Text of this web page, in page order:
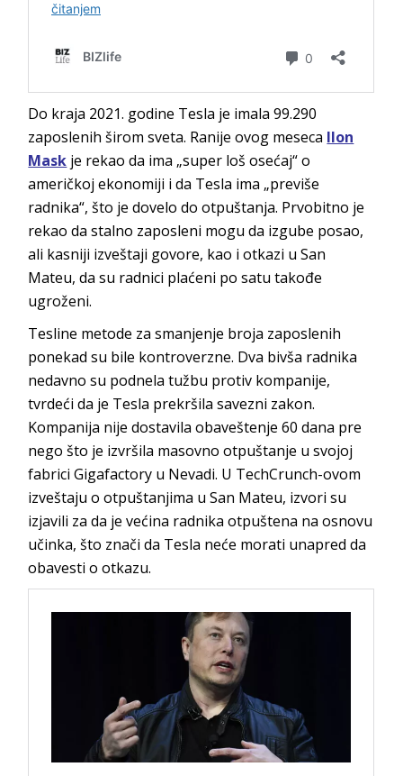
Do kraja 2021. godine Tesla je imala 99.290
zaposlenih širom sveta. Ranije ovog meseca Ilon
Mask je rekao da ima „super loš osećaj“ o
američkoj ekonomiji i da Tesla ima „previše
radnika“, što je dovelo do otpuštanja. Prvobitno je
rekao da stalno zaposleni mogu da izgube posao,
ali kasniji izveštaji govore, kao i otkazi u San
Mateu, da su radnici plaćeni po satu takođe
ugroženi.
Tesline metode za smanjenje broja zaposlenih
ponekad su bile kontroverzne. Dva bivša radnika
nedavno su podnela tužbu protiv kompanije,
tvrdeći da je Tesla prekršila savezni zakon.
Kompanija nije dostavila obaveštenje 60 dana pre
nego što je izvršila masovno otpuštanje u svojoj
fabrici Gigafactory u Nevadi. U TechCrunch-ovom
izveštaju o otpuštanjima u San Mateu, izvori su
izjavili za da je većina radnika otpuštena na osnovu
učinka, što znači da Tesla neće morati unapred da
obavesti o otkazu.